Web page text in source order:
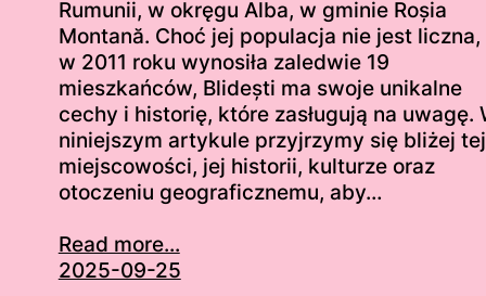
Rumunii, w okręgu Alba, w gminie Roșia
Montană. Choć jej populacja nie jest liczna,
w 2011 roku wynosiła zaledwie 19
mieszkańców, Blidești ma swoje unikalne
cechy i historię, które zasługują na uwagę.
niniejszym artykule przyjrzymy się bliżej tej
miejscowości, jej historii, kulturze oraz
otoczeniu geograficznemu, aby…
Read more...
2025-09-25